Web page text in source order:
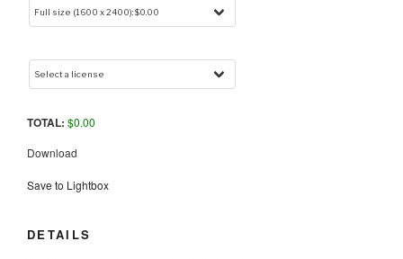
TOTAL: $0.00
Download
Save to Lightbox
DETAILS